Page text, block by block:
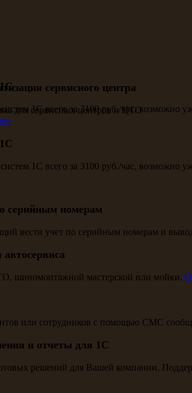
1С всего за 3100 руб./час, возможно
сервисного центра
для сервисных центров и ЦТО
1С всего за 3100 руб./час, возможно
серийным номерам
вести учет по серийным номерам и
шиномонтажной мастерской или мойки.
или сотрудников с помощью СМС
и отчеты для 1С
решений для Вашей компании.